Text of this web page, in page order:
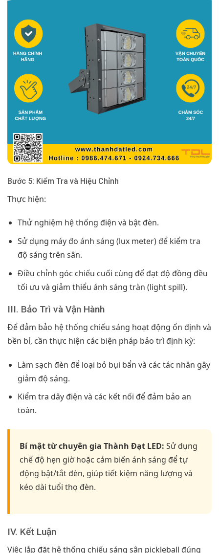
Bước 5: Kiểm Tra và Hiệu Chỉnh
Thực hiện:
Thử nghiệm hệ thống điện và bật đèn.
Sử dụng máy đo ánh sáng (lux meter) để kiểm tra
độ sáng trên sân.
Điều chỉnh góc chiếu cuối cùng để đạt độ đồng đều
tối ưu và giảm thiểu ánh sáng tràn (light spill).
III. Bảo Trì và Vận Hành
Để đảm bảo hệ thống chiếu sáng hoạt động ổn định và
bền bỉ, cần thực hiện các biện pháp bảo trì định kỳ:
Làm sạch đèn để loại bỏ bụi bẩn và các tác nhân gây
giảm độ sáng.
Kiểm tra dây điện và các kết nối để đảm bảo an
toàn.
Bí mật từ chuyên gia Thành Đạt LED: Sử dụng
chế độ hẹn giờ hoặc cảm biến ánh sáng để tự
động bật/tắt đèn, giúp tiết kiệm năng lượng và
kéo dài tuổi thọ đèn.
IV. Kết Luận
Việc lắp đặt hệ thống chiếu sáng sân pickleball đúng